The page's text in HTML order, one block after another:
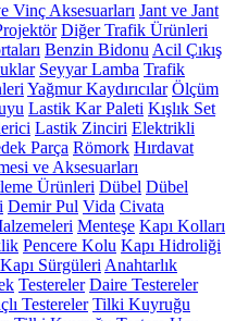
Vinç Aksesuarları Jant ve Jant
Diğer Trafik Ürünleri
Benzin Bidonu Acil Çıkış
Seyyar Lamba Trafik
Yağmur Kaydırıcılar Ölçüm
Lastik Kar Paleti Kışlık Set
Lastik Zinciri Elektrikli
Parça Römork Hırdavat
ve Aksesuarları
Ürünleri Dübel Dübel
Demir Pul Vida Civata
Menteşe Kapı Kolları
Pencere Kolu Kapı Hidroliği
Kapı Sürgüleri Anahtarlık
Testereler Daire Testereler
Testereler Tilki Kuyruğu